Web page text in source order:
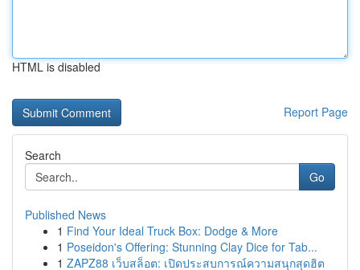
HTML is disabled
Report Page
Search
Go
Published News
1 Find Your Ideal Truck Box: Dodge & More
1 Poseidon's Offering: Stunning Clay Dice for Tab...
1 ZAPZ88 เว็บสล็อต: เปิดประสบการณ์ความสนุกสุดฮิต